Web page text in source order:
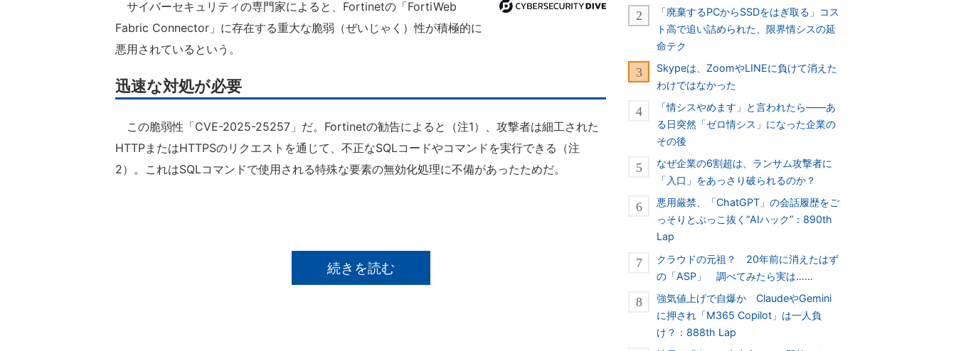
サイバーセキュリティの専門家によると、Fortinetの「FortiWeb
Fabric Connector」に存在する重大な脆弱（ぜいじゃく）性が積極的に
悪用されているという。
迅速な対処が必要
この脆弱性「CVE-2025-25257」だ。Fortinetの勧告によると（注1）、攻撃者は細工された
HTTPまたはHTTPSのリクエストを通じて、不正なSQLコードやコマンドを実行できる（注
2）。これはSQLコマンドで使用される特殊な要素の無効化処理に不備があったためだ。
続きを読む
「廃棄するPCからSSDをはぎ取る」コス
ト高で追い詰められた、限界情シスの延
命テク
Skypeは、ZoomやLINEに負けて消えた
わけではなかった
「情シスやめます」と言われたら――あ
る日突然「ゼロ情シス」になった企業の
その後
なぜ企業の6割超は、ランサム攻撃者に
「入口」をあっさり破られるのか？
悪用厳禁、「ChatGPT」の会話履歴をご
っそりとぶっこ抜く“AIハック”：890th
Lap
クラウドの元祖？ 20年前に消えたはず
の「ASP」 調べてみたら実は……
強気値上げで自爆か ClaudeやGemini
に押され「M365 Copilot」は一人負
け？：888th Lap